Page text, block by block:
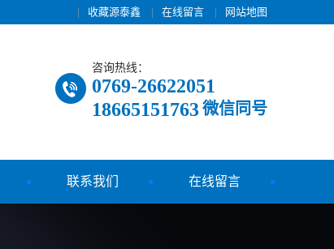
| 收藏源泰鑫 | 在线留言 | 网站地图
咨询热线：
0769-26622051
18665151763微信同号
联系我们 在线留言